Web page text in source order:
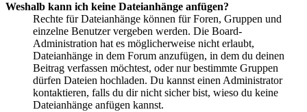
Weshalb kann ich keine Dateianhänge anfügen?
Rechte für Dateianhänge können für Foren, Gruppen und
einzelne Benutzer vergeben werden. Die Board-
Administration hat es möglicherweise nicht erlaubt,
Dateianhänge in dem Forum anzufügen, in dem du deinen
Beitrag verfassen möchtest, oder nur bestimmte Gruppen
dürfen Dateien hochladen. Du kannst einen Administrator
kontaktieren, falls du dir nicht sicher bist, wieso du keine
Dateianhänge anfügen kannst.